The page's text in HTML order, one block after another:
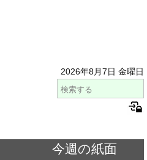
2026年8月7日 金曜日
今週の紙面